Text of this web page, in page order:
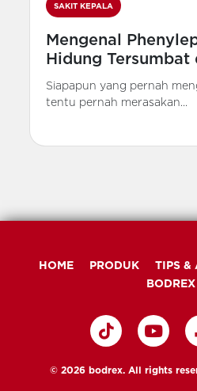
SAKIT KEPALA
Mengenal
Hidung Tersumbat
Siapapun yang pernah
tentu pernah merasakan...
HOME PRODUK TIPS &
BODREX
© 2026 bodrex. All rights